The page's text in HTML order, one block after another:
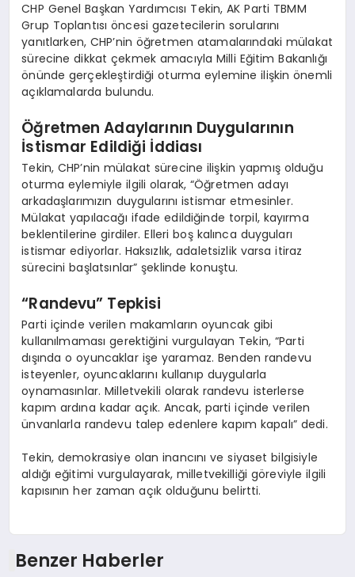
CHP Genel Başkan Yardımcısı Tekin, AK Parti TBMM
Grup Toplantısı öncesi gazetecilerin sorularını
yanıtlarken, CHP’nin öğretmen atamalarındaki mülakat
sürecine dikkat çekmek amacıyla Milli Eğitim Bakanlığı
önünde gerçekleştirdiği oturma eylemine ilişkin önemli
açıklamalarda bulundu.
Öğretmen Adaylarının Duygularının
İstismar Edildiği İddiası
Tekin, CHP’nin mülakat sürecine ilişkin yapmış olduğu
oturma eylemiyle ilgili olarak, “Öğretmen adayı
arkadaşlarımızın duygularını istismar etmesinler.
Mülakat yapılacağı ifade edildiğinde torpil, kayırma
beklentilerine girdiler. Elleri boş kalınca duyguları
istismar ediyorlar. Haksızlık, adaletsizlik varsa itiraz
sürecini başlatsınlar” şeklinde konuştu.
“Randevu” Tepkisi
Parti içinde verilen makamların oyuncak gibi
kullanılmaması gerektiğini vurgulayan Tekin, “Parti
dışında o oyuncaklar işe yaramaz. Benden randevu
isteyenler, oyuncaklarını kullanıp duygularla
oynamasınlar. Milletvekili olarak randevu isterlerse
kapım ardına kadar açık. Ancak, parti içinde verilen
ünvanlarla randevu talep edenlere kapım kapalı” dedi.
Tekin, demokrasiye olan inancını ve siyaset bilgisiyle
aldığı eğitimi vurgulayarak, milletvekilliği göreviyle ilgili
kapısının her zaman açık olduğunu belirtti.
Benzer Haberler